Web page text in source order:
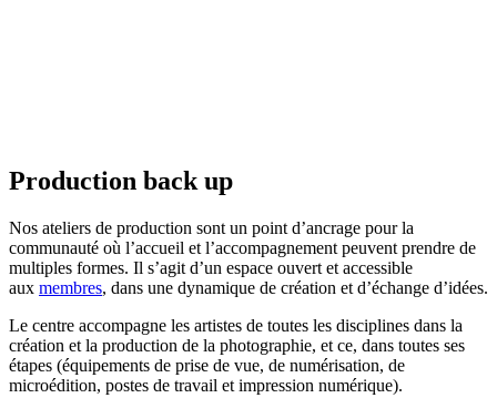
Production back up
Nos ateliers de production sont un point d’ancrage pour la
communauté où l’accueil et l’accompagnement peuvent prendre de
multiples formes. Il s’agit d’un espace ouvert et accessible
aux membres, dans une dynamique de création et d’échange d’idées.
Le centre accompagne les artistes de toutes les disciplines dans la
création et la production de la photographie, et ce, dans toutes ses
étapes (équipements de prise de vue, de numérisation, de
microédition, postes de travail et impression numérique).